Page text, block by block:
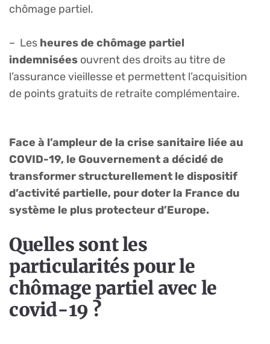
chômage partiel.
– Les heures de chômage partiel
indemnisées ouvrent des droits au titre de
l’assurance vieillesse et permettent l’acquisition
de points gratuits de retraite complémentaire.
Face à l’ampleur de la crise sanitaire liée au
COVID-19, le Gouvernement a décidé de
transformer structurellement le dispositif
d’activité partielle, pour doter la France du
système le plus protecteur d’Europe.
Quelles sont les
particularités pour le
chômage partiel avec le
covid-19 ?